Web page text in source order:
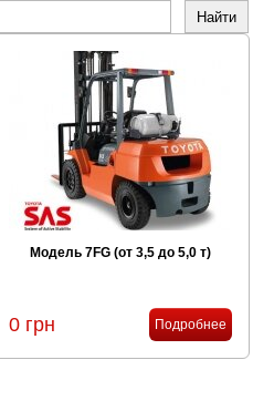
Модель 7FG (от 3,5 до 5,0 т)
0 грн Подробнее